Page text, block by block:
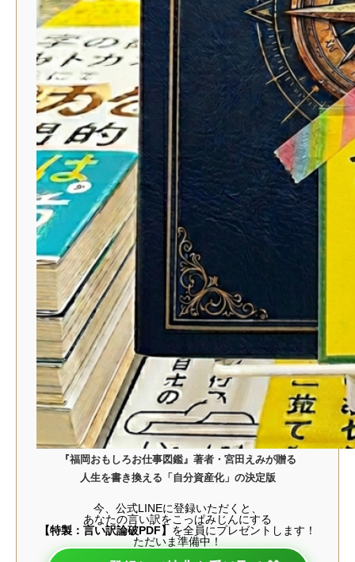
『福岡おもしろお仕事図鑑』著者・宮田えみが贈る
人生を書き換える「自分資産化」の決定版
今、公式LINEに登録いただくと、
あなたの言い訳をこっぱみじんにする
【特製：言い訳論破PDF】 を全員にプレゼントします！
ただいま準備中！